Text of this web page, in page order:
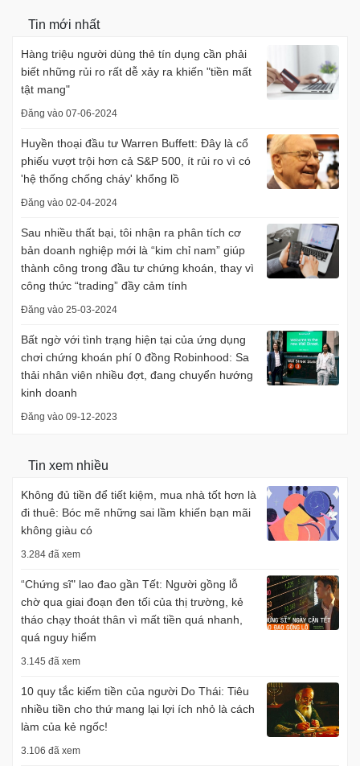
Tin mới nhất
Hàng triệu người dùng thẻ tín dụng cần phải
biết những rủi ro rất dễ xảy ra khiến "tiền mất
tật mang"
Đăng vào 07-06-2024
Huyền thoại đầu tư Warren Buffett: Đây là cổ
phiếu vượt trội hơn cả S&P 500, ít rủi ro vì có
'hệ thống chống cháy' khổng lồ
Đăng vào 02-04-2024
Sau nhiều thất bại, tôi nhận ra phân tích cơ
bản doanh nghiệp mới là “kim chỉ nam” giúp
thành công trong đầu tư chứng khoán, thay vì
công thức “trading” đầy cảm tính
Đăng vào 25-03-2024
Bất ngờ với tình trạng hiện tại của ứng dụng
chơi chứng khoán phí 0 đồng Robinhood: Sa
thải nhân viên nhiều đợt, đang chuyển hướng
kinh doanh
Đăng vào 09-12-2023
Tin xem nhiều
Không đủ tiền để tiết kiệm, mua nhà tốt hơn là
đi thuê: Bóc mẽ những sai lầm khiến bạn mãi
không giàu có
3.284 đã xem
“Chứng sĩ" lao đao gần Tết: Người gồng lỗ
chờ qua giai đoạn đen tối của thị trường, kẻ
tháo chạy thoát thân vì mất tiền quá nhanh,
quá nguy hiểm
3.145 đã xem
10 quy tắc kiếm tiền của người Do Thái: Tiêu
nhiều tiền cho thứ mang lại lợi ích nhỏ là cách
làm của kẻ ngốc!
3.106 đã xem